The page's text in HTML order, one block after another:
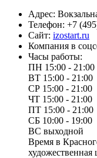
Адрес:
Телефон: +7
Сайт: izostart.ru
Компания в
Часы работы:
ПН 15:00 - 21:00
ВТ 15:00 - 21:00
СР 15:00 - 21:00
ЧТ 15:00 - 21:00
ПТ 15:00 - 21:00
СБ 10:00 - 19:00
ВС выходной
Время в
художественная